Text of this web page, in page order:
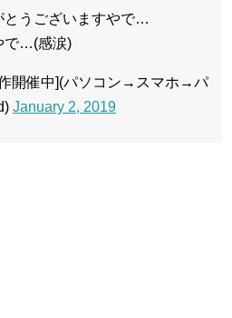
とうございますやで…
で…(感涙)
開催中](パソコン→スマホ→パ
January 2, 2019